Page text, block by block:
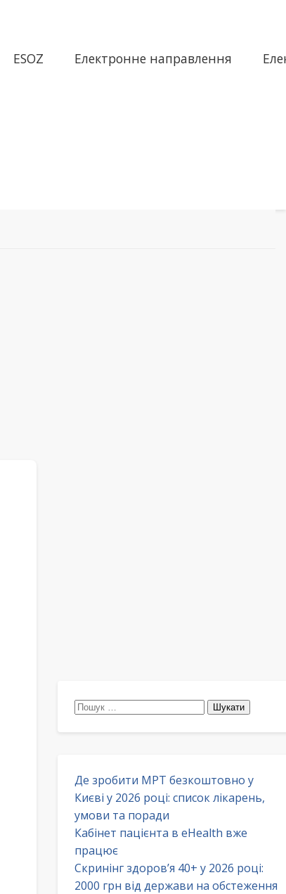
ESOZ Електронне направлення
Пошук:
Де зробити МРТ безкоштовно у
Києві у 2026 році: список лікарень,
умови та поради
Кабінет пацієнта в eHealth вже
працює
Скринінг здоров’я 40+ у 2026 році:
2000 грн від держави на обстеження